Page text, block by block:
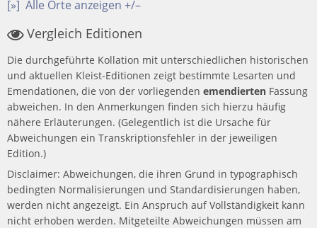
[»] Alle Orte anzeigen +/–
Vergleich Editionen
Die durchgeführte Kollation mit unterschiedlichen historischen
und aktuellen Kleist-Editionen zeigt bestimmte Lesarten und
Emendationen, die von der vorliegenden emendierten Fassung
abweichen. In den Anmerkungen finden sich hierzu häufig
nähere Erläuterungen. (Gelegentlich ist die Ursache für
Abweichungen ein Transkriptionsfehler in der jeweiligen
Edition.)
Disclaimer: Abweichungen, die ihren Grund in typographisch
bedingten Normalisierungen und Standardisierungen haben,
werden nicht angezeigt. Ein Anspruch auf Vollständigkeit kann
nicht erhoben werden. Mitgeteilte Abweichungen müssen am